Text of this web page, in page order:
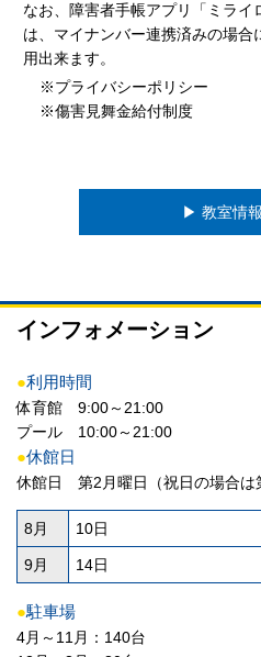
なお、障害者手帳アプリ「ミライ
は、マイナンバー連携済みの場合
用出来ます。
※プライバシーポリシー
※傷害見舞金給付制度
▶︎ 教室情
インフォメーション
●利用時間
体育館 9:00～21:00
プール 10:00～21:00
●休館日
休館日 第2月曜日（祝日の場合は
8月 10日
9月 14日
●駐車場
4月～11月：140台